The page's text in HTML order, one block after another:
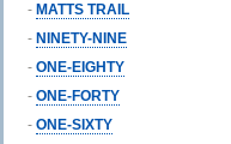
- MATTS TRAIL
- NINETY-NINE
- ONE-EIGHTY
- ONE-FORTY
- ONE-SIXTY